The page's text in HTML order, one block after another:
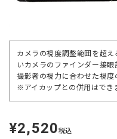
カメラの視度調整範囲を超
いカメラのファインダー接眼
撮影者の視力に合わせた視度
※アイカップとの併用はでき
定
価
¥2,520税込